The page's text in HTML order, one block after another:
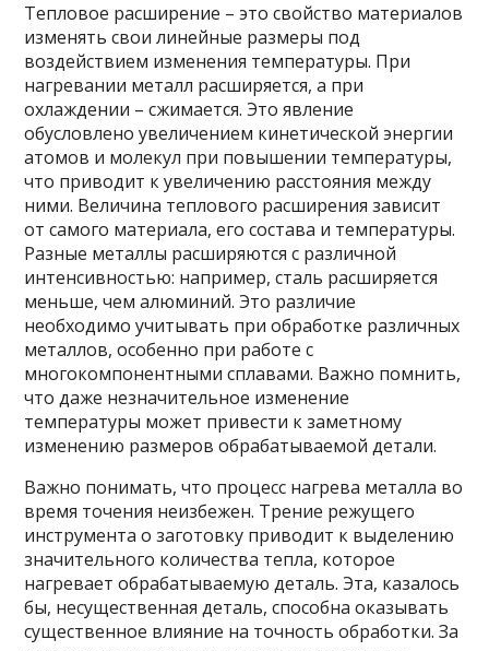
Тепловое расширение – это свойство материалов
изменять свои линейные размеры под
воздействием изменения температуры. При
нагревании металл расширяется, а при
охлаждении – сжимается. Это явление
обусловлено увеличением кинетической энергии
атомов и молекул при повышении температуры,
что приводит к увеличению расстояния между
ними. Величина теплового расширения зависит
от самого материала, его состава и температуры.
Разные металлы расширяются с различной
интенсивностью: например, сталь расширяется
меньше, чем алюминий. Это различие
необходимо учитывать при обработке различных
металлов, особенно при работе с
многокомпонентными сплавами. Важно помнить,
что даже незначительное изменение
температуры может привести к заметному
изменению размеров обрабатываемой детали.
Важно понимать, что процесс нагрева металла во
время точения неизбежен. Трение режущего
инструмента о заготовку приводит к выделению
значительного количества тепла, которое
нагревает обрабатываемую деталь. Эта, казалось
бы, несущественная деталь, способна оказывать
существенное влияние на точность обработки. За